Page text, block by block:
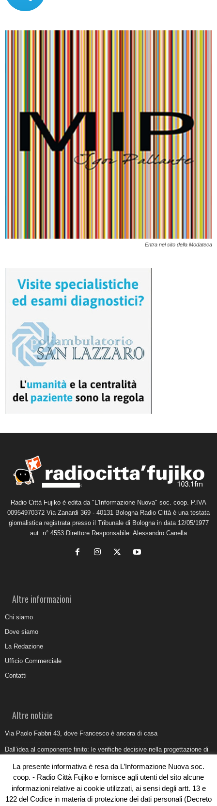
Entra nel sito della Modateca
Radio Città Fujiko è edita da "L'Informazione Nuova" soc. coop. P.IVA
00954970372 Via Zanardi 369 - 40131 Bologna Radio Città è una testata
giornalistica registrata presso il Tribunale di Bologna in data 12/05/1977
aut. n° 4553 Direttore Responsabile: Alessandro Canella
Altre informazioni
Chi siamo
Dove siamo
La Redazione
Ufficio Commerciale
Contatti
Altre notizie
Via Paolo Fabbri 43, dove Francesco è ancora di casa
Dall’idea al componente finito: le verifiche decisive nella progettazione di
Belvedere Marittimo e il report ARPACAL 2026 sulla qualità del mare
Come organizzare e allestire una camera ardente per l’ultimo saluto
La presente informativa è resa da L’Informazione Nuova soc.
coop. - Radio Città Fujiko e fornisce agli utenti del sito alcune
informazioni relative ai cookie utilizzati, ai sensi degli artt. 13 e
122 del Codice in materia di protezione dei dati personali (Decreto